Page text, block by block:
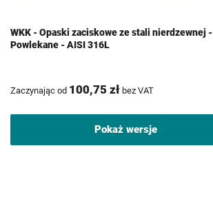
WKK - Opaski zaciskowe ze stali nierdzewnej -
Powlekane - AISI 316L
Zaczynając od 100,75 zł bez VAT
Pokaż wersje